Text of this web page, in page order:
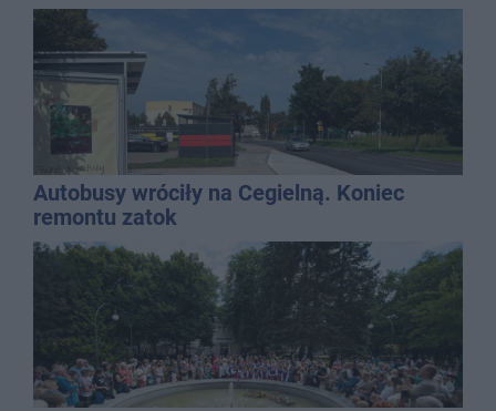
Autobusy wróciły na Cegielną. Koniec
remontu zatok